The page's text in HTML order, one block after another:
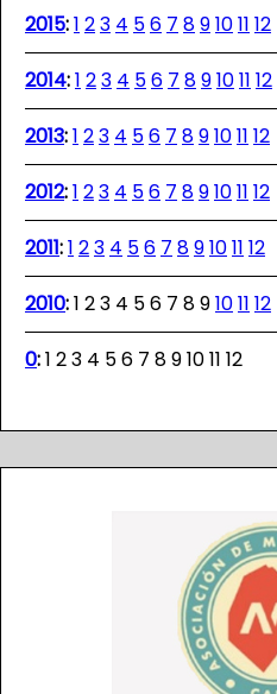
2015:1 23 4 56 7 891011 12
2014:1 23 4 56 7 891011 12
2013:1 23 4 56 7 891011 12
2012:1 23 4 56 7 891011 12
2011:1 23 4 56 7 891011 12
2010:1 23 4 56 7 891011 12
0:1 23 4 56 7 891011 12